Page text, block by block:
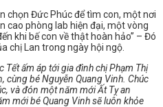
chọn Đức Phúc để tìm con, một nơi
cao phòng lab hiện đại, một vòng
khi bế con về thật hoàn hảo” – Đó
chị Lan trong ngày hội ngộ.
Tết ấm áp tới gia đình chị Phạm Thị
cùng bé Nguyễn Quang Vinh. Chúc
và đón một năm mới Ất Tỵ an
mới bé Quang Vinh sẽ luôn khỏe